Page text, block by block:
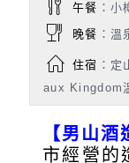
午餐 ：
晚餐 ：
住宿 ：
aux Kingdom
【男山酒
市經營的